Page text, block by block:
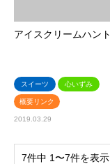
アイスクリームハント
スイーツ 心いずみ
概要リンク
2019.03.29
7件中 1〜7件を表示